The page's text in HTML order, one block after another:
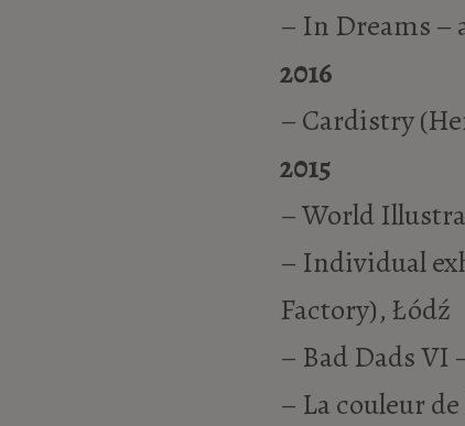
– In Dreams –
2016
– Cardistry
2015
– World
– Individual
Factory), Łódź
– Bad Dads VI
– La couleur